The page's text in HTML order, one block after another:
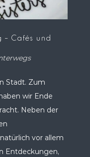
– Cafés und
Stadt. Zum
wir Ende
Neben der
vor allem
Entdeckungen,